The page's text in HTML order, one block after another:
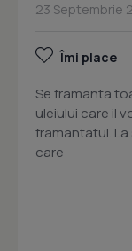
23 Septembrie
Îmi place
Se framanta
uleiului care il
framantatul.
care